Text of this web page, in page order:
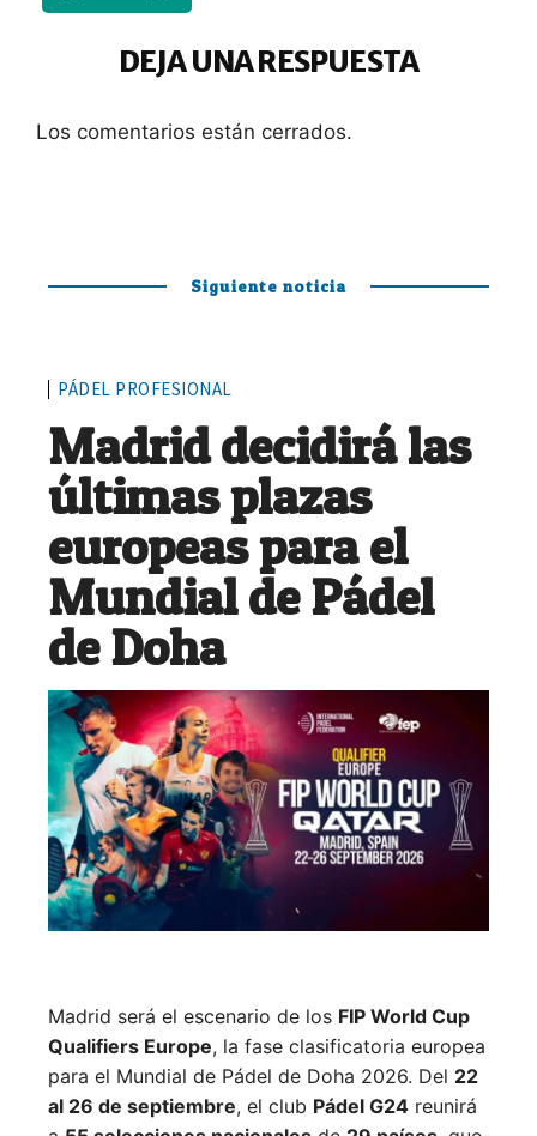
DEJA UNA RESPUESTA
Los comentarios están cerrados.
Siguiente noticia
PÁDEL PROFESIONAL
Madrid decidirá las
últimas plazas
europeas para el
Mundial de Pádel
de Doha
Madrid será el escenario de los FIP World Cup
Qualifiers Europe, la fase clasificatoria europea
para el Mundial de Pádel de Doha 2026. Del 22
al 26 de septiembre, el club Pádel G24 reunirá